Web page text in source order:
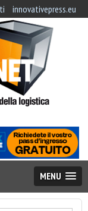
innovativepress.eu
MENU